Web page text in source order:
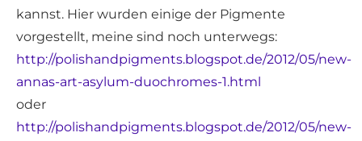
kannst. Hier wurden einige der Pigmente
vorgestellt, meine sind noch unterwegs:
http://polishandpigments.blogspot.de/2012/05/new-
annas-art-asylum-duochromes-1.html
oder
http://polishandpigments.blogspot.de/2012/05/new-